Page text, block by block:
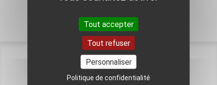
Tout accepter
Tout refuser
Personnaliser
Politique de confidentialité